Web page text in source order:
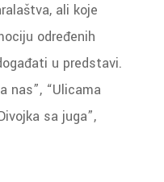
ali koje
određenih
u predstavi.
nas”, “Ulicama
sa juga”,